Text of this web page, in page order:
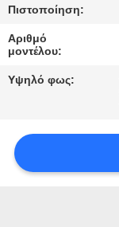
ΖΗΤΉΣΤΕ
ΈΝΑ
PRIVACY
Πιστοποίηση:
Αριθμό
μοντέλου:
Υψηλό φως: